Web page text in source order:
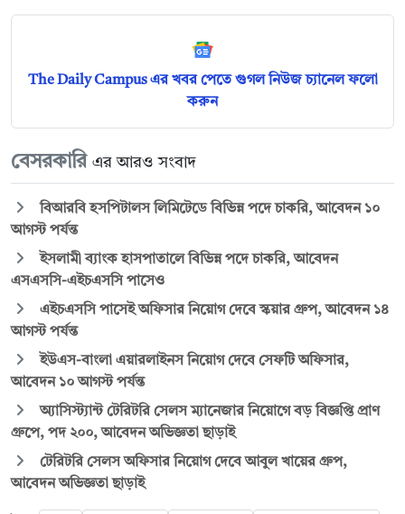
The Daily Campus এর খবর পেতে গুগল নিউজ চ্যানেল ফলো
করুন
বেসরকারি এর আরও সংবাদ
বিআরবি হসপিটালস লিমিটেডে বিভিন্ন পদে চাকরি, আবেদন ১০
আগস্ট পর্যন্ত
ইসলামী ব্যাংক হাসপাতালে বিভিন্ন পদে চাকরি, আবেদন
এসএসসি-এইচএসসি পাসেও
এইচএসসি পাসেই অফিসার নিয়োগ দেবে স্কয়ার গ্রুপ, আবেদন ১৪
আগস্ট পর্যন্ত
ইউএস-বাংলা এয়ারলাইনস নিয়োগ দেবে সেফটি অফিসার,
আবেদন ১০ আগস্ট পর্যন্ত
অ্যাসিস্ট্যান্ট টেরিটরি সেলস ম্যানেজার নিয়োগে বড় বিজ্ঞপ্তি প্রাণ
গ্রুপে, পদ ২০০, আবেদন অভিজ্ঞতা ছাড়াই
টেরিটরি সেলস অফিসার নিয়োগ দেবে আবুল খায়ের গ্রুপ,
আবেদন অভিজ্ঞতা ছাড়াই